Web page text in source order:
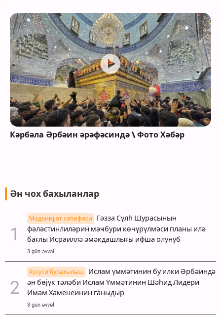
Кәрбәла Әрбәин әрәфәсиндә \ Фото Хәбәр
Ән чох бахыланлар
Мәдәнијјәт сәһифәси
Гәзза Сүлһ Шурасынын
фәләстинлиләрин мәҹбури көчүрүлмәси планы илә
бағлы Исраиллә әмәкдашлығы ифша олунуб
3 gün əvvəl
Хүсуси бурахылыш
Ислам үммәтинин бу илки Әрбәиндә
ән бөјүк тәләби Ислам Үммәтинин Шәһид Лидери
Имам Хаменеинин ганыдыр
3 gün əvvəl